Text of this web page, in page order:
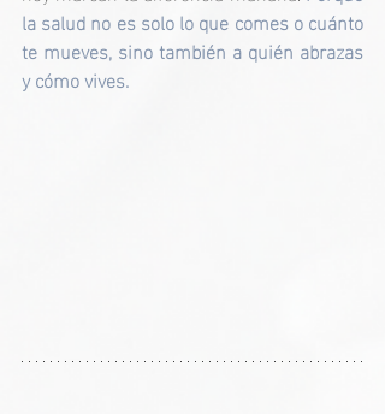
la salud no es solo lo que comes o cuánto
te mueves, sino también a quién abrazas
y cómo vives.